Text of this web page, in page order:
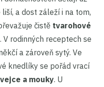
a dost záleží i na tom,
čistě tvarohové
. V rodinných receptech se
a zároveň sytý. Ve
knedlíky se pořád vrací
a mouky. U